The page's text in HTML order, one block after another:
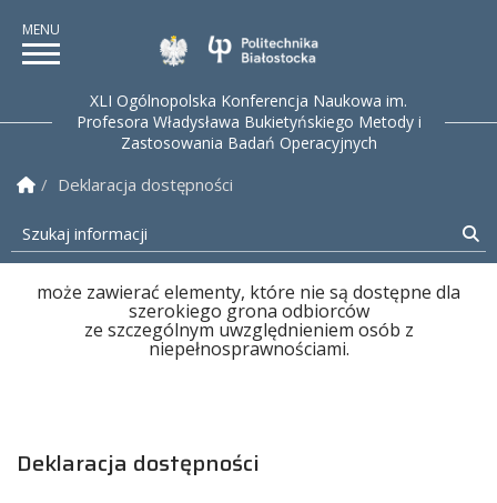
Politechnika
XLI Ogólnopolska Konferencja Naukowa im.
Profesora Władysława Bukietyńskiego Metody i
Zastosowania Badań Operacyjnych
Strona Główna
Deklaracja dostępności
Szukaj informacji
Archiwalny serwis www
może zawierać elementy, które nie są dostępne dla
szerokiego grona odbiorców
ze szczególnym uwzględnieniem osób z
niepełnosprawnościami.
Deklaracja dostępności